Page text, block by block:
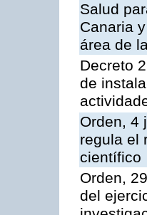
Salud
Canaria
área de
Decreto
de
Orden, 4
regula el
científico
Orden,
del